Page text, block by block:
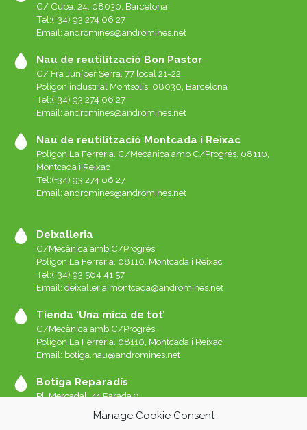
Manage Cookie Consent
C/ Cuba, 24. 08030, Barcelona
Tel:(+34) 93 274 06 27
Email: andromines@andromines.net
Nau de reutilització Bon Pastor
C/ Fra Juníper Serra, 77 local 21-22
Polígon industrial Montsolís. 08030, Barcelona
Tel:(+34) 93 274 06 27
Email: andromines@andromines.net
Nau de reutilització Montcada i Reixac
Polígon La Ferreria. C/Mecànica amb C/Progrés. 08110,
Montcada i Reixac
Tel:(+34) 93 274 06 27
Email: andromines@andromines.net
Deixalleria
C/Mecànica amb C/Progrés
Polígon La Ferreria. 08110, Montcada i Reixac
Tel:(+34) 93 564 41 57
Email: deixalleria.montcada@andromines.net
Tienda ‘Una mica de tot’
C/Mecànica amb C/Progrés
Polígon La Ferreria. 08110, Montcada i Reixac
Email: botiga.nau@andromines.net
Botiga Reparadís
Pl. Mercadal, 41 Parada 9
Whatssap 639-520-060